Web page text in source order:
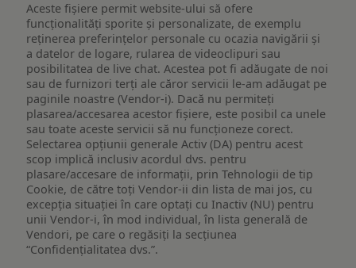
Aceste fișiere permit website-ului să ofere
funcționalități sporite și personalizate, de exemplu
reţinerea preferinţelor personale cu ocazia navigării și
a datelor de logare, rularea de videoclipuri sau
posibilitatea de live chat. Acestea pot fi adăugate de noi
sau de furnizori terți ale căror servicii le-am adăugat pe
paginile noastre (Vendor-i). Dacă nu permiteți
plasarea/accesarea acestor fișiere, este posibil ca unele
sau toate aceste servicii să nu funcționeze corect.
Selectarea opțiunii generale Activ (DA) pentru acest
scop implică inclusiv acordul dvs. pentru
plasare/accesare de informații, prin Tehnologii de tip
Cookie, de către toți Vendor-ii din lista de mai jos, cu
excepția situației în care optați cu Inactiv (NU) pentru
unii Vendor-i, în mod individual, în lista generală de
Vendori, pe care o regăsiți la secțiunea
“Confidențialitatea dvs.”.